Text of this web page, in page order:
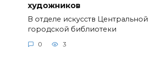
художников
В отделе искусств Центральной
городской библиотеки
0 3